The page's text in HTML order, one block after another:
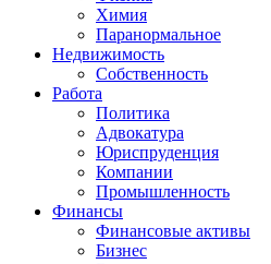
Химия
Паранормальное
Недвижимость
Собственность
Работа
Политика
Адвокатура
Юриспруденция
Компании
Промышленность
Финансы
Финансовые активы
Бизнес